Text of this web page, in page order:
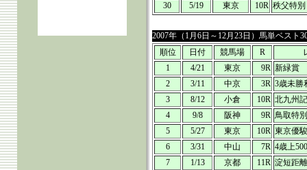
30
5/19 東京 10R 秩父特別
2007年（1月6日～12月23日）馬単ベスト
順位
日付 競馬場 R
1
4/21 東京 9R 新緑賞
2
3/11 中京 3R 3歳未勝
3
8/12 小倉 10R 北九州
4
9/8 阪神 9R 鳥取特別
5
5/27 東京 10R 東京優駿
6
3/31 中山 7R 4歳上
7
1/13 京都 11R 淀短距